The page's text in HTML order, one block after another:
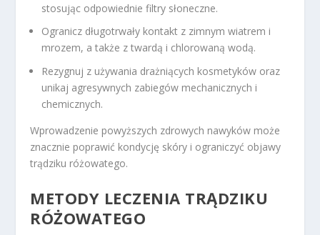
stosując odpowiednie filtry słoneczne.
Ogranicz długotrwały kontakt z zimnym wiatrem i
mrozem, a także z twardą i chlorowaną wodą.
Rezygnuj z używania drażniących kosmetyków oraz
unikaj agresywnych zabiegów mechanicznych i
chemicznych.
Wprowadzenie powyższych zdrowych nawyków może
znacznie poprawić kondycję skóry i ograniczyć objawy
trądziku różowatego.
METODY LECZENIA TRĄDZIKU
RÓŻOWATEGO